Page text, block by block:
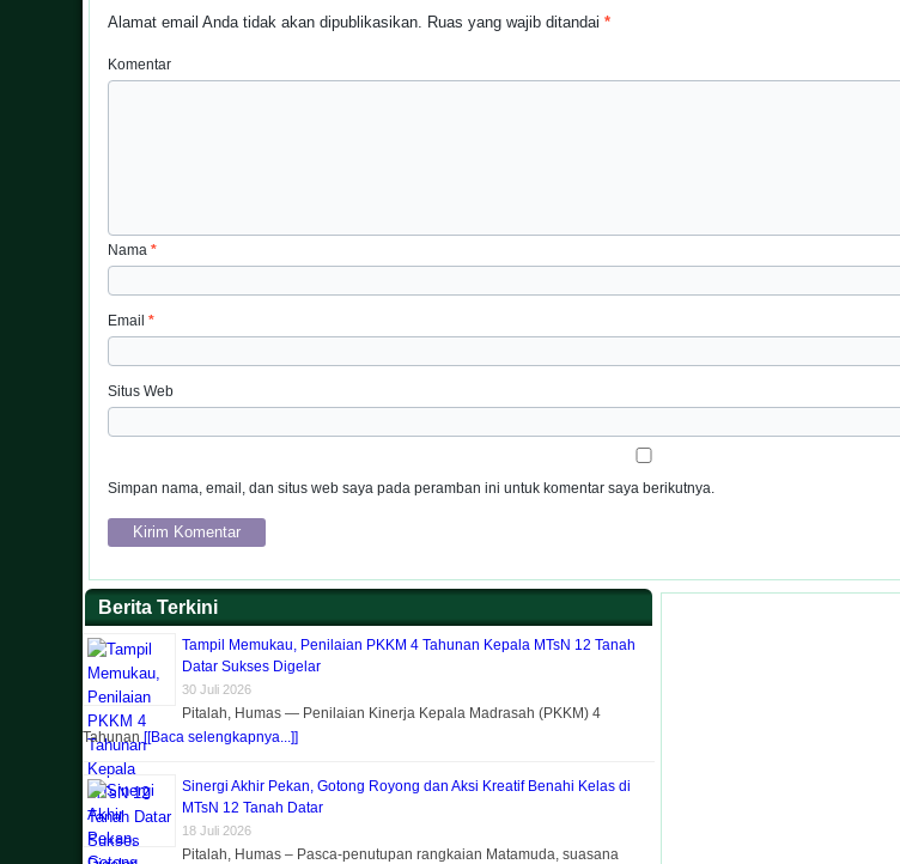
Alamat email Anda tidak akan dipublikasikan. Ruas yang wajib ditandai *
Komentar
Nama *
Email *
Situs Web
Simpan nama, email, dan situs web saya pada peramban ini untuk komentar saya berikutnya.
Berita Terkini
Tampil Memukau, Penilaian PKKM 4 Tahunan Kepala MTsN 12 Tanah
Datar Sukses Digelar
30 Juli 2026
Pitalah, Humas — Penilaian Kinerja Kepala Madrasah (PKKM) 4
Tahunan [[Baca selengkapnya...]]
Sinergi Akhir Pekan, Gotong Royong dan Aksi Kreatif Benahi Kelas di
MTsN 12 Tanah Datar
18 Juli 2026
Pitalah, Humas – Pasca-penutupan rangkaian Matamuda, suasana